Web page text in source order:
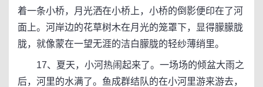
着一条小桥，月光洒在小桥上，小桥的倒影便印在了河
面上。河岸边的花草树木在月光的笼罩下，显得朦朦胧
胧，就像蒙在一望无涯的洁白朦胧的轻纱薄绡里。
17、夏天，小河热闹起来了。一场场的倾盆大雨之
后，河里的水满了。鱼成群结队的在小河里游来游去，